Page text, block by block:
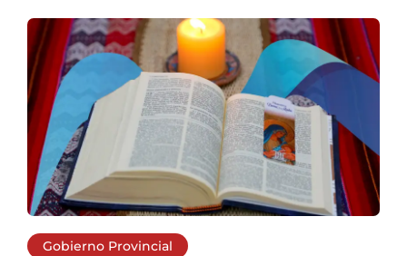
Gobierno Provincial